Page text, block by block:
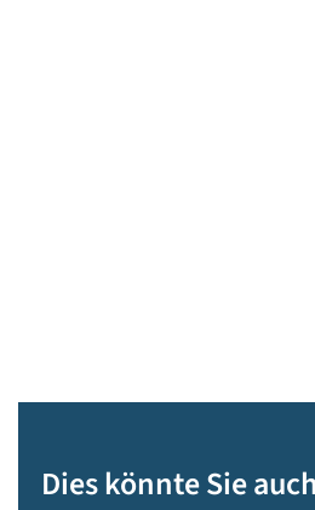
Dies könnte Sie